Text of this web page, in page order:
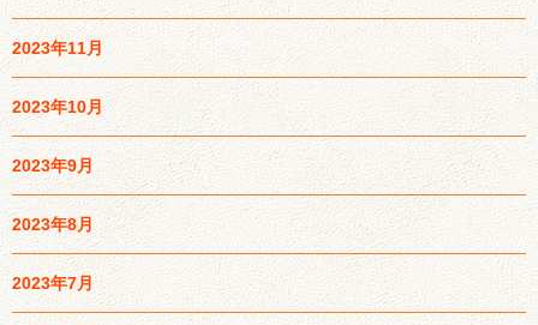
2023年11月
2023年10月
2023年9月
2023年8月
2023年7月